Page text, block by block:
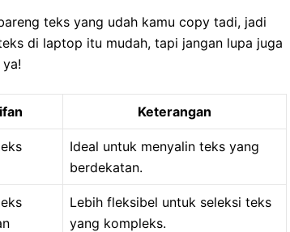
teks yang udah kamu copy tadi, jadi
di laptop itu mudah, tapi jangan lupa juga
Keterangan
Ideal untuk menyalin teks yang
berdekatan.
Lebih fleksibel untuk seleksi teks
yang kompleks.